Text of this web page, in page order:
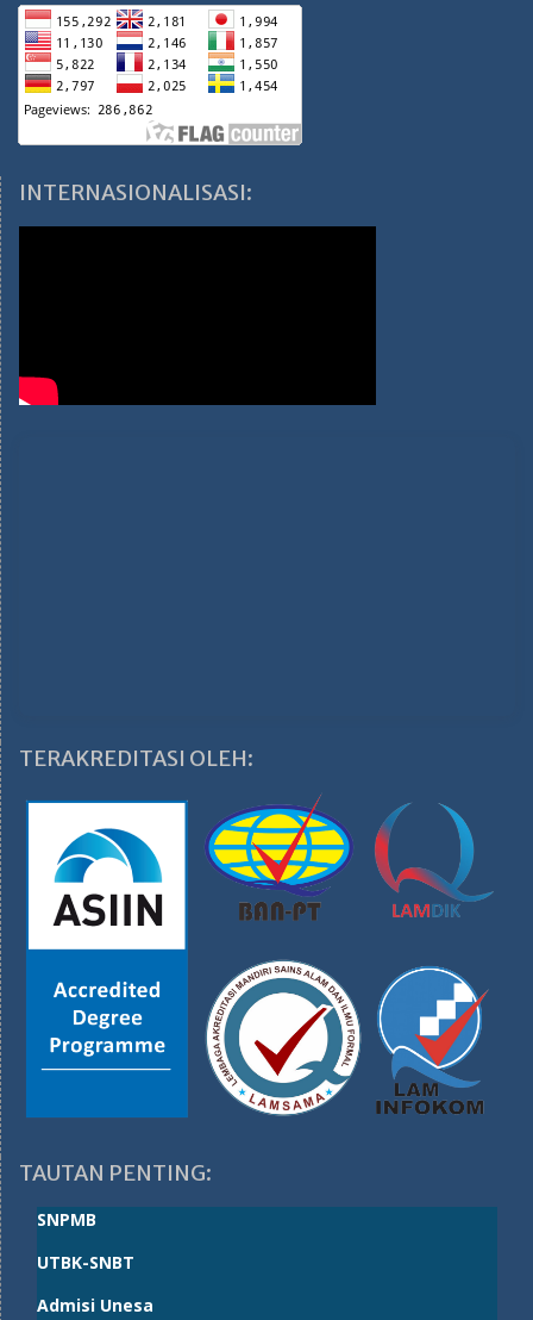
INTERNASIONALISASI:
TERAKREDITASI OLEH:
TAUTAN PENTING:
SNPMB
UTBK-SNBT
Admisi Unesa